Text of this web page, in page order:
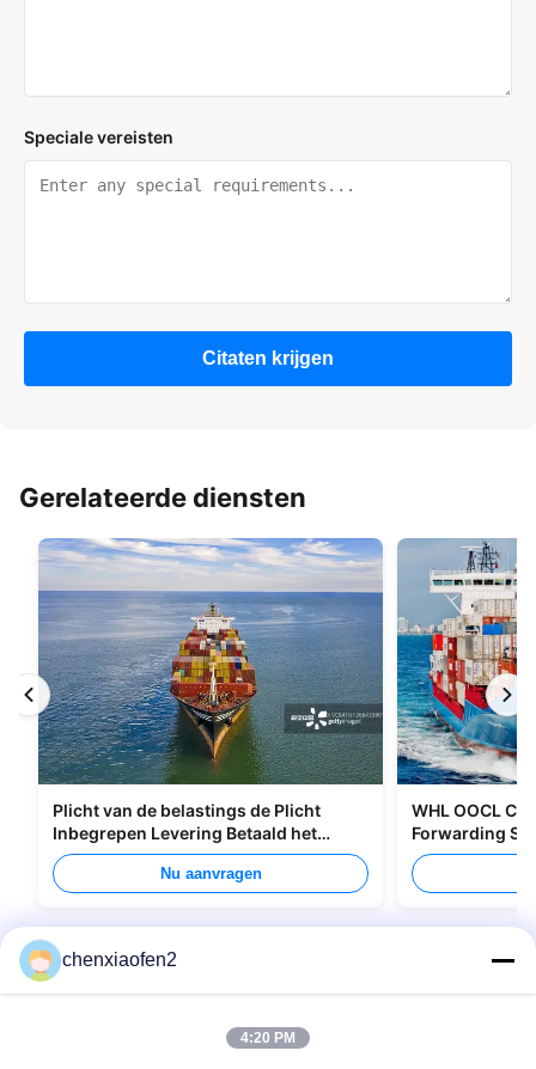
Speciale vereisten
Citaten krijgen
Gerelateerde diensten
Plicht van de belastings de Plicht
Inbegrepen Levering Betaald het
Verschepen van Allerlei Verpakking
Nu aanvragen
WHL OOCL
Forwarding
Canada
chenxiaofen2
4:20 PM